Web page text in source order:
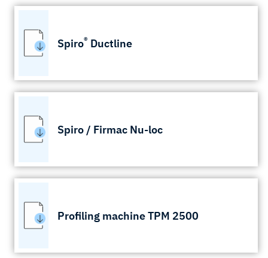
Spiro® Ductline
Spiro / Firmac Nu-loc
Profiling machine TPM 2500